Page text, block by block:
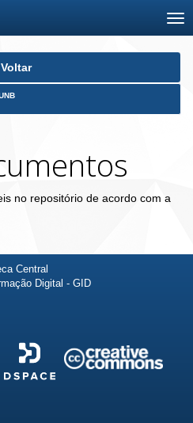
Voltar
no repositório de acordo com a
Central
Digital - GID